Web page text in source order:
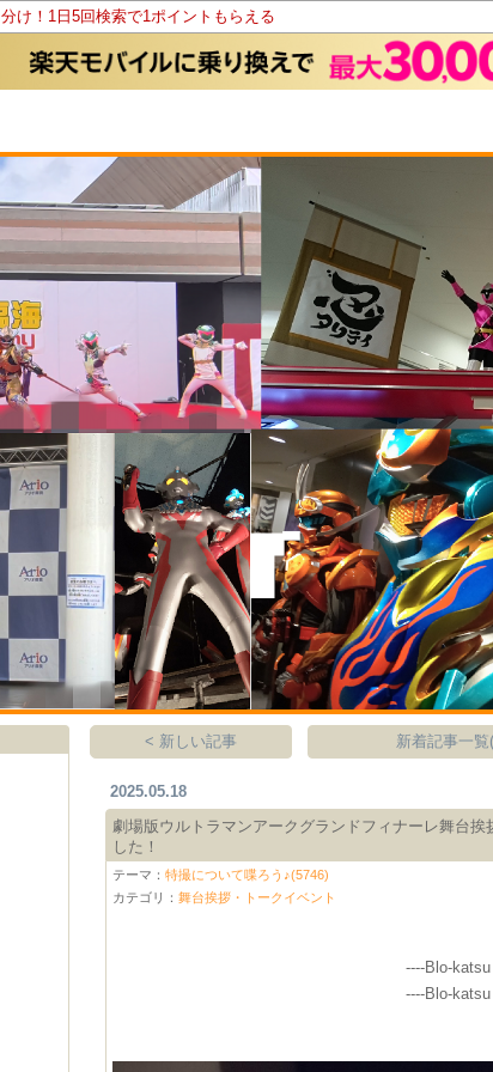
け！1日5回検索で1ポイントもらえる
< 新しい記事 新着記事一覧
2025.05.18
劇場版ウルトラマンアークグランドフィナーレ舞台
した！
テーマ：特撮について喋ろう♪(5746)
カテゴリ：舞台挨拶・トークイベント
----Blo-katsu
----Blo-katsu